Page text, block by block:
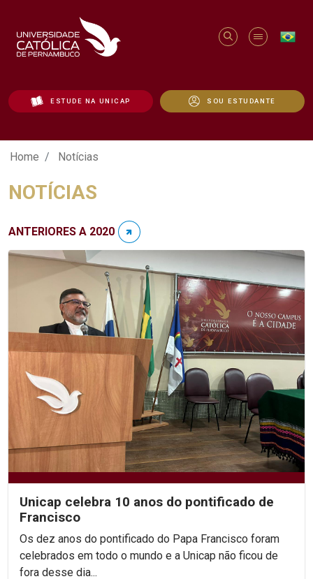
ESTUDE NA UNICAP SOU ESTUDANTE
Notícias - Unicap
Home Notícias
NOTÍCIAS
ANTERIORES A 2020
Unicap celebra 10 anos do pontificado de
Francisco
Os dez anos do pontificado do Papa Francisco foram
celebrados em todo o mundo e a Unicap não ficou de
fora desse dia...